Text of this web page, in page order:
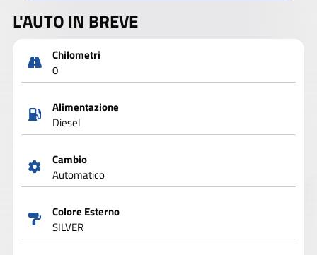
L'AUTO IN BREVE
Chilometri
0
Alimentazione
Diesel
Cambio
Automatico
Colore Esterno
SILVER